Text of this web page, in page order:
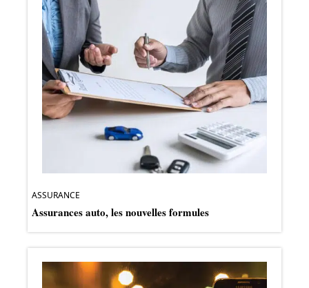
ASSURANCE
Assurances auto, les nouvelles formules